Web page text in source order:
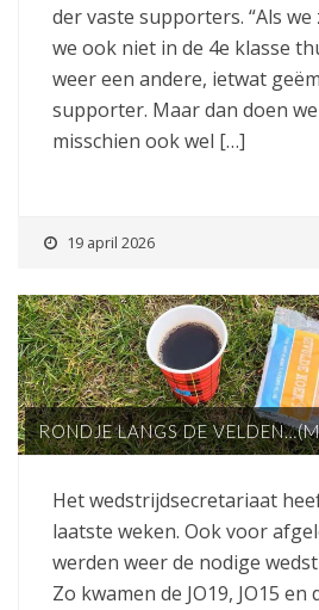
der vaste supporters. “Als
we ook niet in de 4e klasse
weer een andere, ietwat
supporter. Maar dan doen
misschien ook wel […]
19 april 2026
RONDJE LANGS DE
Het wedstrijdsecretariaat
laatste weken. Ook voor
werden weer de nodige
Zo kwamen de JO19, JO15 en